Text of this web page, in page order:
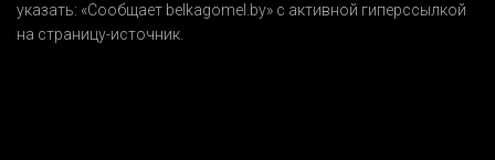
указать: «Сообщает belkagomel.by» с активной гиперссылкой
на страницу-источник.